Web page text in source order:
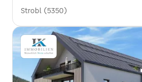
Strobl (5350)